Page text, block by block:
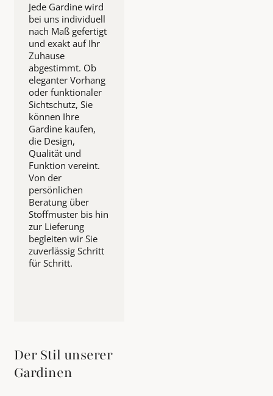
Jede Gardine wird
bei uns individuell
nach Maß gefertigt
und exakt auf Ihr
Zuhause
abgestimmt. Ob
eleganter Vorhang
oder funktionaler
Sichtschutz, Sie
können Ihre
Gardine kaufen,
die Design,
Qualität und
Funktion vereint.
Von der
persönlichen
Beratung über
Stoffmuster bis hin
zur Lieferung
begleiten wir Sie
zuverlässig Schritt
für Schritt.
Der Stil unserer
Gardinen